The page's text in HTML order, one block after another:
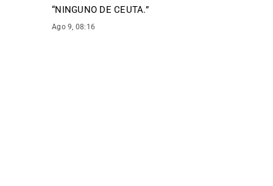
“NINGUNO DE CEUTA.”
Ago 9, 08:16